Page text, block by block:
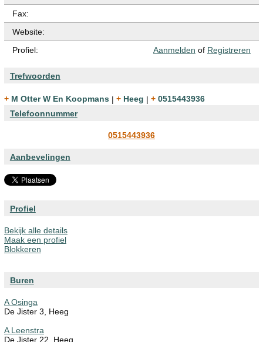
Fax:
Website:
Profiel:
Aanmelden of Registreren
Trefwoorden
+ M Otter W En Koopmans | + Heeg |
+ 0515443936
Telefoonnummer
0515443936
Aanbevelingen
Profiel
Bekijk alle details
Maak een profiel
Blokkeren
Buren
A Osinga
De Jister 3, Heeg
A Leenstra
De Jister 22, Heeg